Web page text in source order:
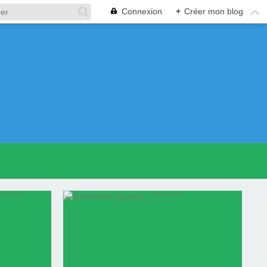
Connexion + Créer mon blog